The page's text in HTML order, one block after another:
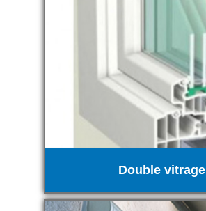
Double vitrage